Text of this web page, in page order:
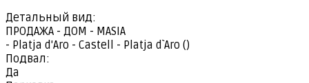
Детальный вид:
ПРОДАЖА - ДОМ - MASIA
- Platja d'Aro - Castell - Platja d`Aro ()
Подвал:
Да